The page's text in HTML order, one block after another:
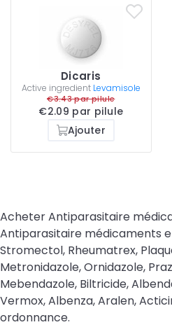
Dicaris
Active ingredient Levamisole
€3.43 par pilule
€2.09 par pilule
Ajouter
Acheter Antiparasitaire
Antiparasitaire médicaments
Stromectol, Rheumatrex,
Metronidazole, Ornidazole,
Mebendazole, Biltricide,
Vermox, Albenza, Aralen,
ordonnance.